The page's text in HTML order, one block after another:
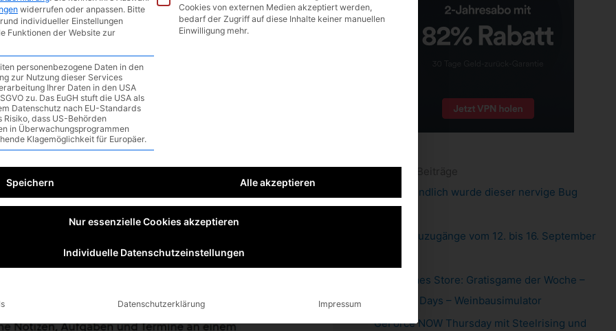
Pixel 6: endlich wurde dieser nervige Bug
Xbox: Neuzugänge vom 12. bis 16. September
Epic Games Store: Gratisgame der Woche –
Hundred Days – Weinbausimulator
GeForce NOW Thursday mit Steelrising und
widerrufen oder anpassen. Bitte
individueller Einstellungen
Funktionen der Website zur
personenbezogene Daten in den
zur Nutzung dieser Services
Ihrer Daten in den USA
zu. Das EuGH stuft die USA als
Datenschutz nach EU-Standards
Risiko, dass US-Behörden
in Überwachungsprogrammen
Klagemöglichkeit für Europäer.
Cookies von externen Medien akzeptiert werden,
bedarf der Zugriff auf diese Inhalte keiner manuellen
Einwilligung mehr.
Speichern Alle akzeptieren
Nur essenzielle Cookies akzeptieren
Individuelle Datenschutzeinstellungen
Datenschutzerklärung Impressum